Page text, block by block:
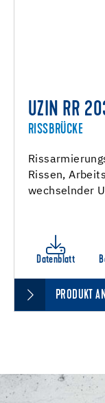
UZIN RR
RISSBRÜCKE
Rissen,
wechselnder
Datenblatt
PRODUKT